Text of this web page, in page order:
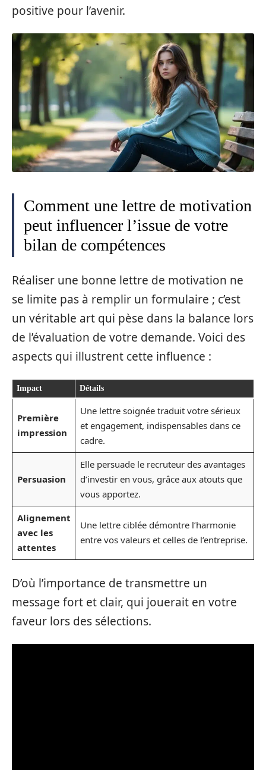
positive pour l’avenir.
Comment une lettre de motivation
peut influencer l’issue de votre
bilan de compétences
Réaliser une bonne lettre de motivation ne
se limite pas à remplir un formulaire ; c’est
un véritable art qui pèse dans la balance lors
de l’évaluation de votre demande. Voici des
aspects qui illustrent cette influence :
Impact Détails
Première
impression
Une lettre soignée traduit votre sérieux
et engagement, indispensables dans ce
cadre.
Persuasion
Elle persuade le recruteur des avantages
d’investir en vous, grâce aux atouts que
vous apportez.
Alignement
avec les
attentes
Une lettre ciblée démontre l’harmonie
entre vos valeurs et celles de l’entreprise.
D’où l’importance de transmettre un
message fort et clair, qui jouerait en votre
faveur lors des sélections.